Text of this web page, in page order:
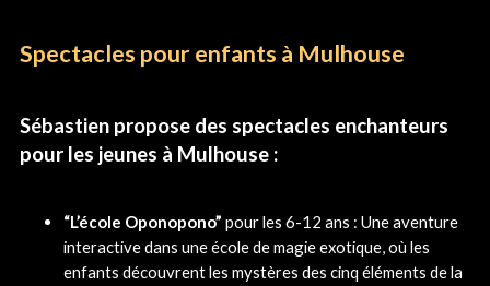
Spectacles pour enfants à Mulhouse
Sébastien propose des spectacles enchanteurs
pour les jeunes à Mulhouse :
“L’école Oponopono” pour les 6-12 ans : Une aventure
interactive dans une école de magie exotique, où les
enfants découvrent les mystères des cinq éléments de la